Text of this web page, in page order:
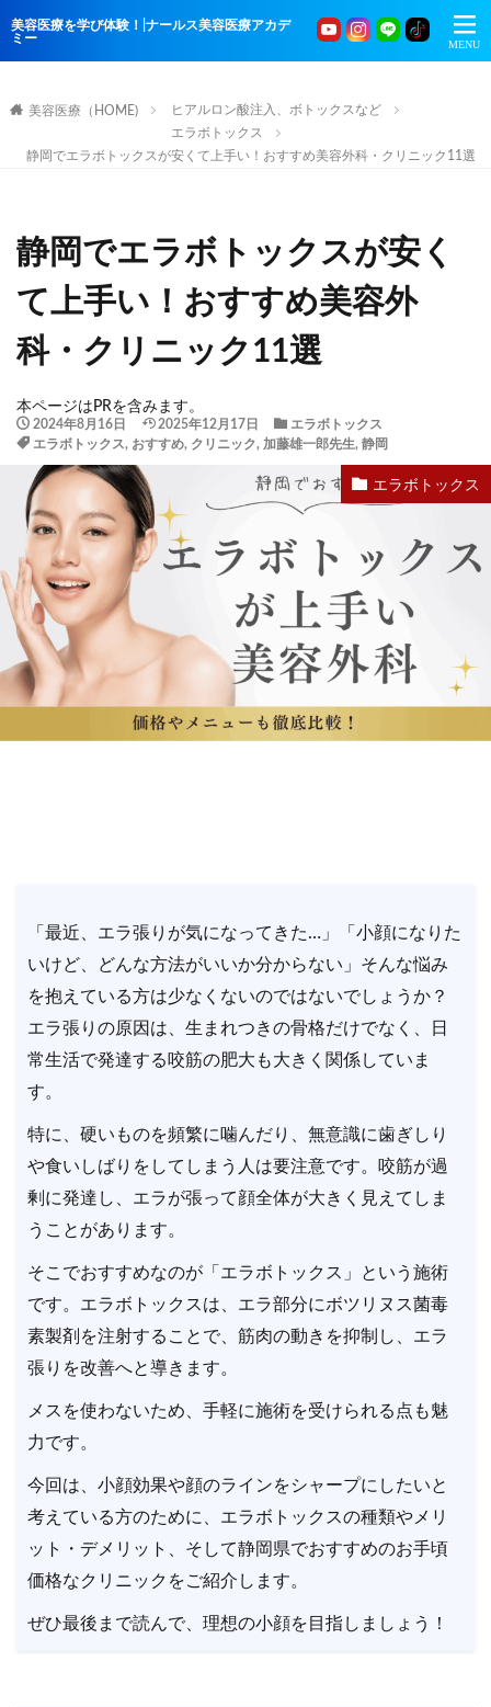
美容医療を学び体験！|ナールス美容医療アカデ
ミー
美容医療（HOME)
ヒアルロン酸注入、ボトックスなど
エラボトックス
静岡でエラボトックスが安くて上手い！おすすめ美容外科・クリニック11選
静岡でエラボトックスが安く
て上手い！おすすめ美容外
科・クリニック11選
本ページはPRを含みます。
2024年8月16日 2025年12月17日
エラボトックス
エラボトックス, おすすめ, クリニック, 加藤雄一郎先生, 静岡
エラボトックス
「最近、エラ張りが気になってきた…」「小顔になりた
いけど、どんな方法がいいか分からない」そんな悩み
を抱えている方は少なくないのではないでしょうか？
エラ張りの原因は、生まれつきの骨格だけでなく、日
常生活で発達する咬筋の肥大も大きく関係していま
す。
特に、硬いものを頻繁に噛んだり、無意識に歯ぎしり
や食いしばりをしてしまう人は要注意です。咬筋が過
剰に発達し、エラが張って顔全体が大きく見えてしま
うことがあります。
そこでおすすめなのが「エラボトックス」という施術
です。エラボトックスは、エラ部分にボツリヌス菌毒
素製剤を注射することで、筋肉の動きを抑制し、エラ
張りを改善へと導きます。
メスを使わないため、手軽に施術を受けられる点も魅
力です。
今回は、小顔効果や顔のラインをシャープにしたいと
考えている方のために、エラボトックスの種類やメリ
ット・デメリット、そして静岡県でおすすめのお手頃
価格なクリニックをご紹介します。
ぜひ最後まで読んで、理想の小顔を目指しましょう！